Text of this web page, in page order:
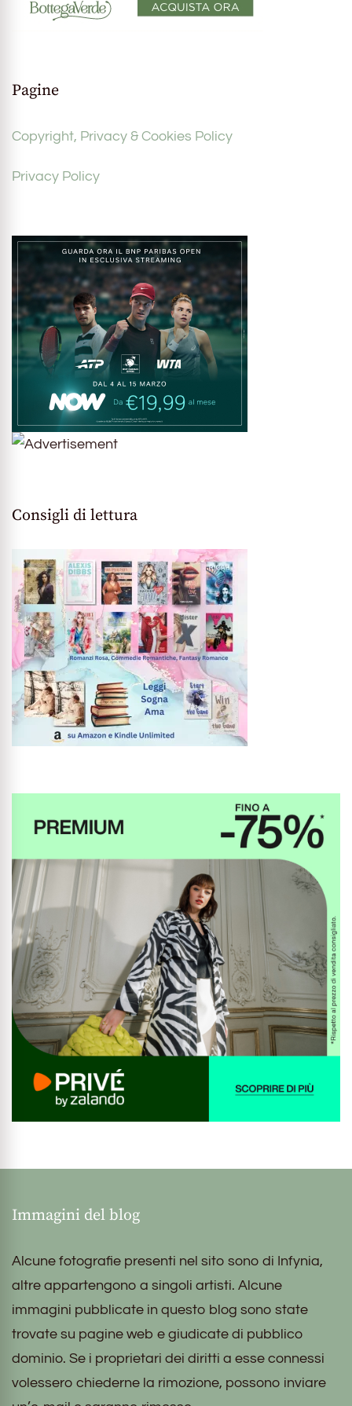
Pagine
Copyright, Privacy & Cookies Policy
Privacy Policy
Consigli di lettura
Immagini del blog
Alcune fotografie presenti nel sito sono di Infynia,
altre appartengono a singoli artisti. Alcune
immagini pubblicate in questo blog sono state
trovate su pagine web e giudicate di pubblico
dominio. Se i proprietari dei diritti a esse connessi
volessero chiederne la rimozione, possono inviare